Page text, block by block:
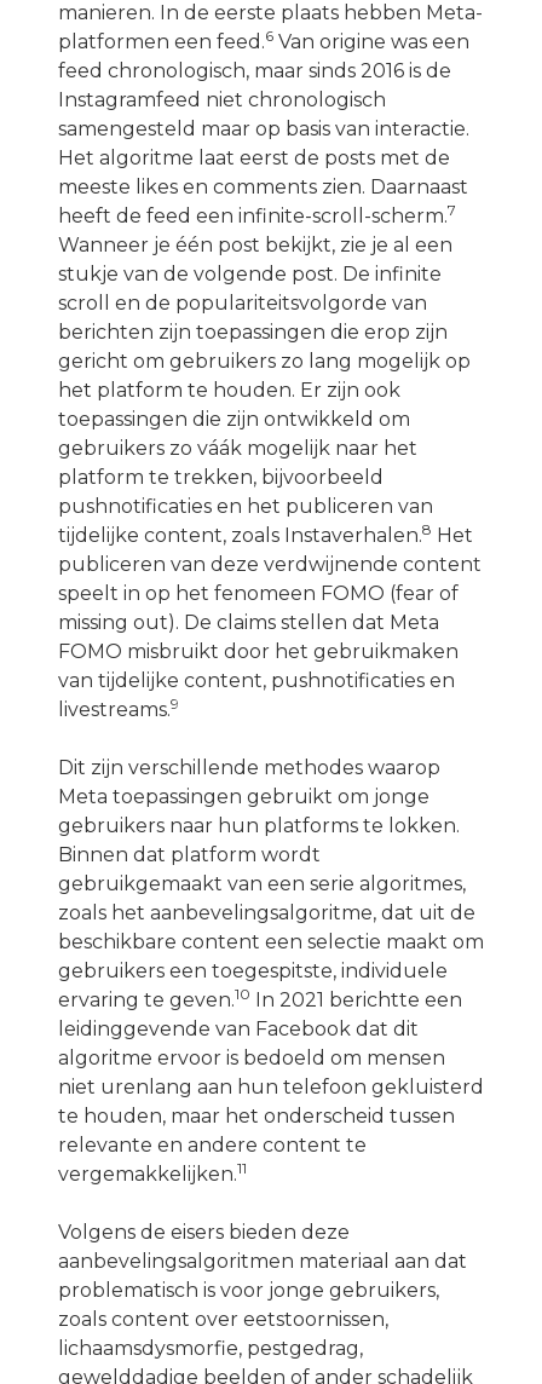
manieren. In de eerste plaats hebben Meta-
platformen een feed.6 Van origine was een
feed chronologisch, maar sinds 2016 is de
Instagramfeed niet chronologisch
samengesteld maar op basis van interactie.
Het algoritme laat eerst de posts met de
meeste likes en comments zien. Daarnaast
heeft de feed een infinite-scroll-scherm.7
Wanneer je één post bekijkt, zie je al een
stukje van de volgende post. De infinite
scroll en de populariteitsvolgorde van
berichten zijn toepassingen die erop zijn
gericht om gebruikers zo lang mogelijk op
het platform te houden. Er zijn ook
toepassingen die zijn ontwikkeld om
gebruikers zo váák mogelijk naar het
platform te trekken, bijvoorbeeld
pushnotificaties en het publiceren van
tijdelijke content, zoals Instaverhalen.8 Het
publiceren van deze verdwijnende content
speelt in op het fenomeen FOMO (fear of
missing out). De claims stellen dat Meta
FOMO misbruikt door het gebruikmaken
van tijdelijke content, pushnotificaties en
livestreams.9
Dit zijn verschillende methodes waarop
Meta toepassingen gebruikt om jonge
gebruikers naar hun platforms te lokken.
Binnen dat platform wordt
gebruikgemaakt van een serie algoritmes,
zoals het aanbevelingsalgoritme, dat uit de
beschikbare content een selectie maakt om
gebruikers een toegespitste, individuele
ervaring te geven.10 In 2021 berichtte een
leidinggevende van Facebook dat dit
algoritme ervoor is bedoeld om mensen
niet urenlang aan hun telefoon gekluisterd
te houden, maar het onderscheid tussen
relevante en andere content te
vergemakkelijken.11
Volgens de eisers bieden deze
aanbevelingsalgoritmen materiaal aan dat
problematisch is voor jonge gebruikers,
zoals content over eetstoornissen,
lichaamsdysmorfie, pestgedrag,
gewelddadige beelden of ander schadelijk